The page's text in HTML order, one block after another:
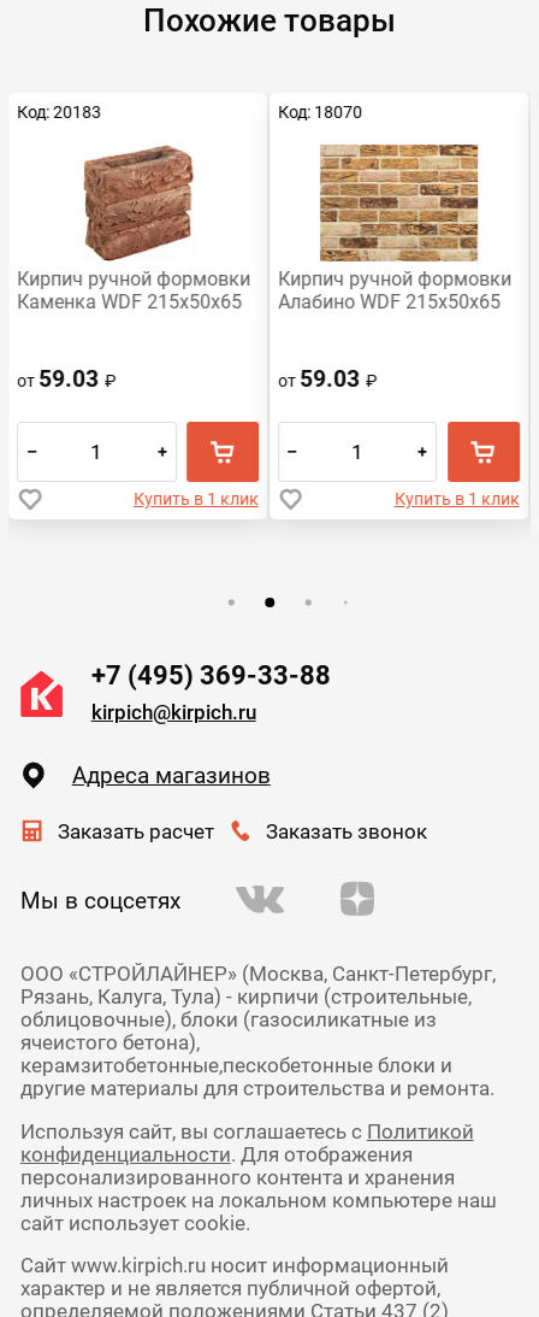
Похожие товары
Код: 20183
Кирпич ручной формовки
Каменка WDF 215x50x65
от 59.03₽
– +
Купить в 1 клик
Код: 18070
Кирпич ручной формовки
Алабино WDF 215x50x65
от 59.03₽
– +
Купить в 1 клик
+7 (495) 369-33-88
kirpich@kirpich.ru
Адреса магазинов
Заказать расчет Заказать звонок
Мы в соцсетях
ООО «СТРОЙЛАЙНЕР» (Москва, Санкт-Петербург,
Рязань, Калуга, Тула) - кирпичи (строительные,
облицовочные), блоки (газосиликатные из
ячеистого бетона),
керамзитобетонные,пескобетонные блоки и
другие материалы для строительства и ремонта.
Используя сайт, вы соглашаетесь с Политикой
конфиденциальности. Для отображения
персонализированного контента и хранения
личных настроек на локальном компьютере наш
сайт использует cookie.
Сайт www.kirpich.ru носит информационный
характер и не является публичной офертой,
определяемой положениями Статьи 437 (2)